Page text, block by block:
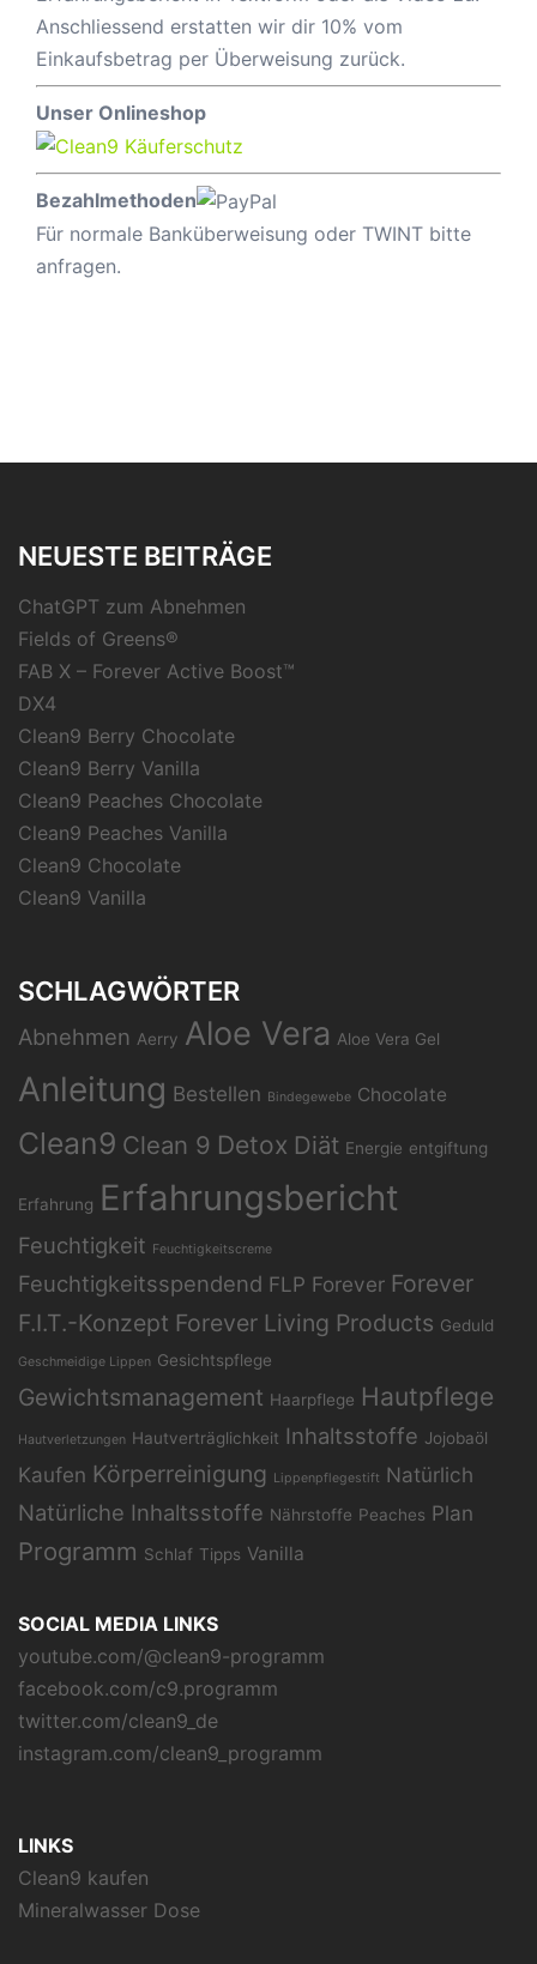
Anschliessend erstatten wir dir 10% vom
Einkaufsbetrag per Überweisung zurück.
Unser Onlineshop
Bezahlmethoden
Für normale Banküberweisung oder TWINT bitte
anfragen.
NEUESTE BEITRÄGE
ChatGPT zum Abnehmen
Fields of Greens®
FAB X – Forever Active Boost™
DX4
Clean9 Berry Chocolate
Clean9 Berry Vanilla
Clean9 Peaches Chocolate
Clean9 Peaches Vanilla
Clean9 Chocolate
Clean9 Vanilla
SCHLAGWÖRTER
Abnehmen Aerry Aloe Vera Aloe Vera Gel
Anleitung Bestellen Bindegewebe Chocolate
Clean9 Clean 9 Detox Diät Energie entgiftung
Erfahrung Erfahrungsbericht
Feuchtigkeit Feuchtigkeitscreme
Feuchtigkeitsspendend FLP Forever Forever
F.I.T.-Konzept Forever Living Products Geduld
Geschmeidige Lippen Gesichtspflege
Gewichtsmanagement Haarpflege Hautpflege
Hautverletzungen Hautverträglichkeit Inhaltsstoffe Jojobaöl
Kaufen Körperreinigung Lippenpflegestift Natürlich
Natürliche Inhaltsstoffe Nährstoffe Peaches Plan
Programm Schlaf Tipps Vanilla
SOCIAL MEDIA LINKS
youtube.com/@clean9-programm
facebook.com/c9.programm
twitter.com/clean9_de
instagram.com/clean9_programm
LINKS
Clean9 kaufen
Mineralwasser Dose